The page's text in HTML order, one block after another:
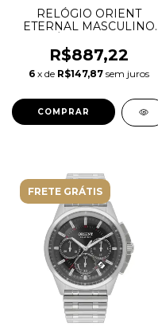
RELÓGIO ORIENT
ETERNAL MASCULINO
PRATA
R$887,22
6 x de R$147,87 sem juros
FRETE GRÁTIS